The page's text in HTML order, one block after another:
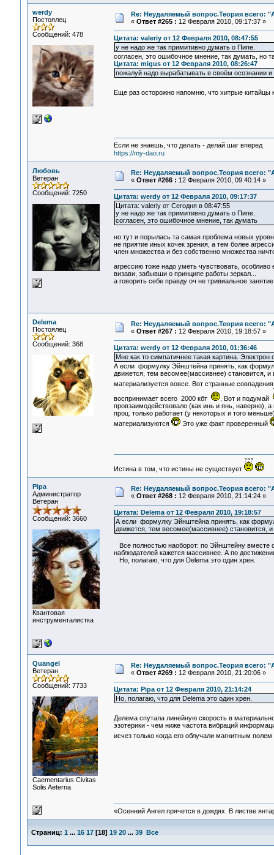
werdy
Постоялец
Сообщений: 478
Re: Неудаляемый вопрос.Теория всего:
« Ответ #265 : 12 Февраля 2010, 09:17:37 »
Цитата: valeriy от 12 Февраля 2010, 08:47:55
у не надо же так примитивно думать о Пипе.
согласен, это ошибочное мнение, так думать, но
Цитата: migus от 12 Февраля 2010, 08:26:47
пожалуй надо вырабатывать в своём осознании
Еще раз осторожно напомню, что хитрые
Если не знаешь, что делать - делай шаг вперед
https://my-dao.ru
Любовь
Ветеран
Сообщений: 7250
Re: Неудаляемый вопрос.Теория всего:
« Ответ #266 : 12 Февраля 2010, 09:40:14 »
Цитата: werdy от 12 Февраля 2010, 09:17:37
Цитата: valeriy от Сегодня в 08:47:55
у не надо же так примитивно думать о Пипе.
согласен, это ошибочное мнение, так думать
но тут и порылась та самая проблема новых
не приятие иных кочек зрения, а тем более
член множества и без собственно множества
агрессию тоже надо уметь чувствовать,
визави, забывши о принципе работы зеркал...
а говорить себе правду оч не тривиальное
Delema
Постоялец
Сообщений: 368
Re: Неудаляемый вопрос.Теория всего:
« Ответ #267 : 12 Февраля 2010, 19:18:57 »
Цитата: werdy от 12 Февраля 2010, 01:36:46
Мне как то симпатичнее такая картина.
А если формулку Эйнштейна принять, как
движется, тем весомее(массивнее) становится, и
материализуется вовсе. Вот странные
воспринимает всего 2000 кбт
. Вот и подумай
провзаимодействовало (как инь и янь, наверно),
проц. только работает (у некоторых и того
материализуются
Это уже факт проверенный
Истина в том, что истины не существует
Pipa
Администратор
Ветеран
Сообщений: 3660
Квантовая
инструменталистка
Re: Неудаляемый вопрос.Теория всего:
« Ответ #268 : 12 Февраля 2010, 21:14:24 »
Цитата: Delema от 12 Февраля 2010, 19:18:57
А если формулку Эйнштейна принять, как
движется, тем весомее(массивнее) становится,
Все полностью наоборот: по Эйнштейну вместе
наблюдателей кажется массивнее. А по
Но, полагаю, что для Delema это один хрен.
Quangel
Ветеран
Сообщений: 7733
Сaementarius Civitas
Solis Aeterna
Re: Неудаляемый вопрос.Теория всего:
« Ответ #269 : 12 Февраля 2010, 21:20:06 »
Цитата: Pipa от 12 Февраля 2010, 21:14:24
Но, полагаю, что для Delema это один хрен.
Делема спутала линейную скорость в
эзотерики - чем ниже частота вибраций
исчез только когда его облучали магнитным
«Осенний Ангел прячется в дождях. В листве
Страниц: 1 ... 16 17[18] 19 20 ... 39 Все